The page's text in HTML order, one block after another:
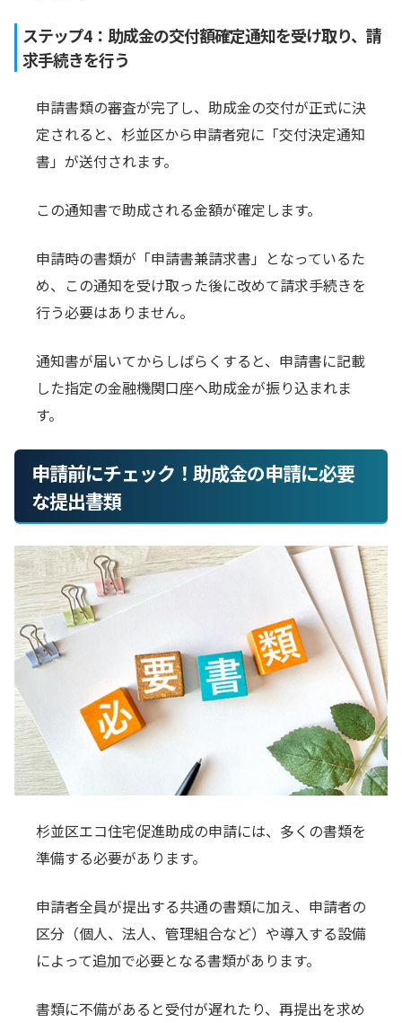
ステップ4：助成金の交付額確定通知を受け取り、請
求手続きを行う
申請書類の審査が完了し、助成金の交付が正式に決
定されると、杉並区から申請者宛に「交付決定通知
書」が送付されます。
この通知書で助成される金額が確定します。
申請時の書類が「申請書兼請求書」となっているた
め、この通知を受け取った後に改めて請求手続きを
行う必要はありません。
通知書が届いてからしばらくすると、申請書に記載
した指定の金融機関口座へ助成金が振り込まれま
す。
申請前にチェック！助成金の申請に必要
な提出書類
杉並区エコ住宅促進助成の申請には、多くの書類を
準備する必要があります。
申請者全員が提出する共通の書類に加え、申請者の
区分（個人、法人、管理組合など）や導入する設備
によって追加で必要となる書類があります。
書類に不備があると受付が遅れたり、再提出を求め